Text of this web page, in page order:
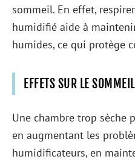
sommeil. En effet,
humidifié aide à
humides, ce qui protège
EFFETS SUR LE SOMMEIL
Une chambre trop sèche
en augmentant les
humidificateurs, en